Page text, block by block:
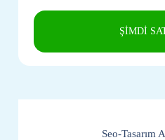
Seo-Tasarım